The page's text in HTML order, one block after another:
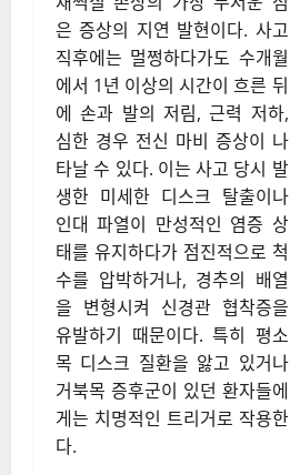
은 증상의 지연 발현이다. 사고
직후에는 멀쩡하다가도 수개월
에서 1년 이상의 시간이 흐른 뒤
에 손과 발의 저림, 근력 저하,
심한 경우 전신 마비 증상이 나
타날 수 있다. 이는 사고 당시 발
생한 미세한 디스크 탈출이나
인대 파열이 만성적인 염증 상
태를 유지하다가 점진적으로 척
수를 압박하거나, 경추의 배열
을 변형시켜 신경관 협착증을
유발하기 때문이다. 특히 평소
목 디스크 질환을 앓고 있거나
거북목 증후군이 있던 환자들에
게는 치명적인 트리거로 작용한
다.